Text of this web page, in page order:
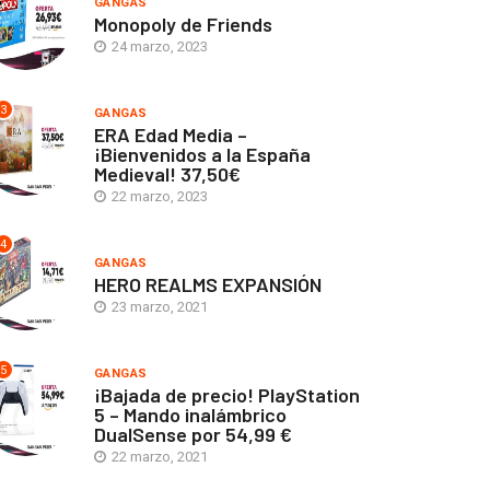
Monopoly de Friends
24 marzo, 2023
3 GANGAS
ERA Edad Media –
¡Bienvenidos a la España
Medieval! 37,50€
22 marzo, 2023
4
GANGAS
HERO REALMS EXPANSIÓN
23 marzo, 2021
5 GANGAS
¡Bajada de precio! PlayStation
5 – Mando inalámbrico
DualSense por 54,99 €
22 marzo, 2021